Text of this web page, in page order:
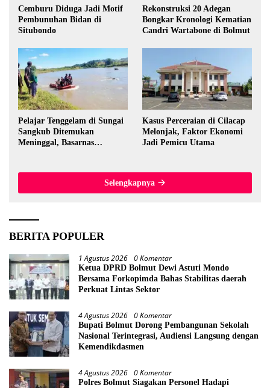
Cemburu Diduga Jadi Motif
Pembunuhan Bidan di
Situbondo
Rekonstruksi 20 Adegan
Bongkar Kronologi Kematian
Candri Wartabone di Bolmut
Pelajar Tenggelam di Sungai
Sangkub Ditemukan
Meninggal, Basarnas
Kasus Perceraian di Cilacap
Melonjak, Faktor Ekonomi
Jadi Pemicu Utama
Selengkapnya
BERITA POPULER
1 Agustus 2026 0 Komentar
Ketua DPRD Bolmut Dewi Astuti Mondo
Bersama Forkopimda Bahas Stabilitas daerah
Perkuat Lintas Sektor
4 Agustus 2026 0 Komentar
Bupati Bolmut Dorong Pembangunan Sekolah
Nasional Terintegrasi, Audiensi Langsung dengan
Kemendikdasmen
4 Agustus 2026 0 Komentar
Polres Bolmut Siagakan Personel Hadapi